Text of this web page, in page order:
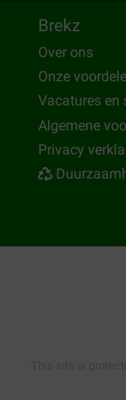
Brekz
Over ons
Onze
Vacatures en
Algemene
Privacy